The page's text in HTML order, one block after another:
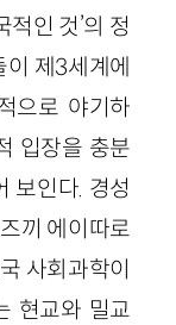
인 것’의 정
이 제3세계에
으로 야기하
입장을 충분
보인다. 경성
끼 에이따로
사회과학이
현교와 밀교